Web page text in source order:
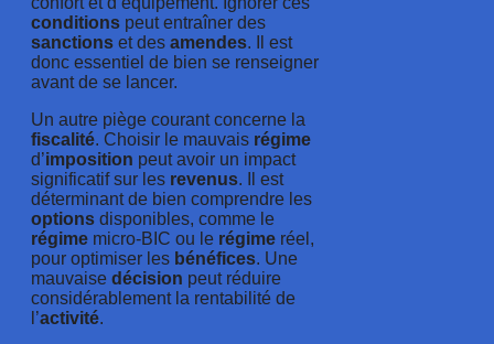
conditions peut entraîner des
sanctions et des amendes. Il est
donc essentiel de bien se renseigner
avant de se lancer.
Un autre piège courant concerne la
fiscalité. Choisir le mauvais régime
d’imposition peut avoir un impact
significatif sur les revenus. Il est
déterminant de bien comprendre les
options disponibles, comme le
régime micro-BIC ou le régime réel,
pour optimiser les bénéfices. Une
mauvaise décision peut réduire
considérablement la rentabilité de
l’activité.